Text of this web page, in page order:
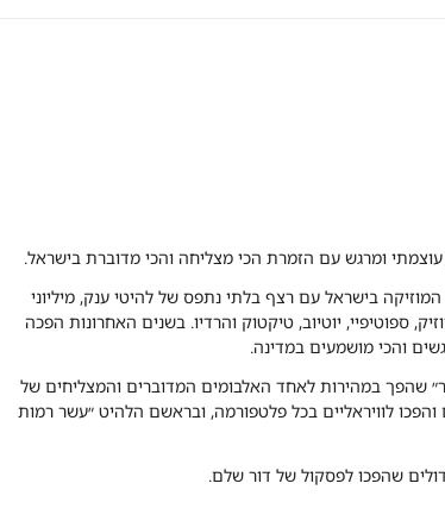
בישראל עם רצף בלתי נתפס של להיטי ענק, מיליוני
ספוטיפיי, יוטיוב, טיקטוק והרדיו. בשנים האחרונות הפכה
והכי מושמעים במדינה.
שהפך במהירות לאחד האלבומים המדוברים והמצליחים של
לוויראליים בכל פלטפורמה, ובראשם הלהיט ״עשר רמות
שהפכו לפסקול של דור שלם.